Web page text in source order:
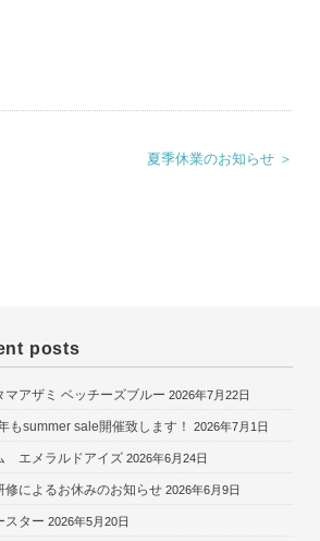
夏季休業のお知らせ ＞
posts
マアザミ ベッチーズブルー 2026年7月22日
もsummer sale開催致します！ 2026年7月1日
エメラルドアイズ 2026年6月24日
修によるお休みのお知らせ 2026年6月9日
スター 2026年5月20日